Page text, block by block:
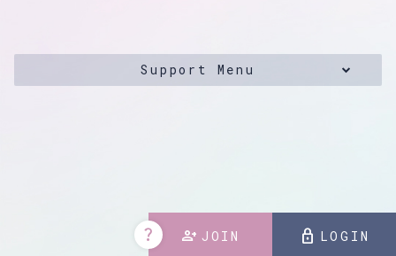
person_add JOIN lock LOGIN
question_mark
Support Menu